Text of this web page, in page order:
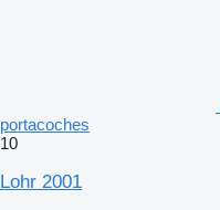
portacoches
10
Lohr 2001